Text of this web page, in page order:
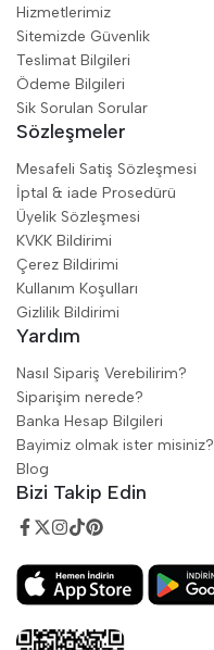
Hizmetlerimiz
Sitemizde Güvenlik
Teslimat Bilgileri
Ödeme Bilgileri
Sik Sorulan Sorular
Sözleşmeler
Mesafeli Satiş Sözleşmesi
İptal & iade Prosedürü
Üyelik Sözleşmesi
KVKK Bildirimi
Çerez Bildirimi
Kullanım Koşulları
Gizlilik Bildirimi
Yardım
Nasıl Sipariş Verebilirim?
Siparişim nerede?
Banka Hesap Bilgileri
Bayimiz olmak ister misiniz?
Blog
Bizi Takip Edin